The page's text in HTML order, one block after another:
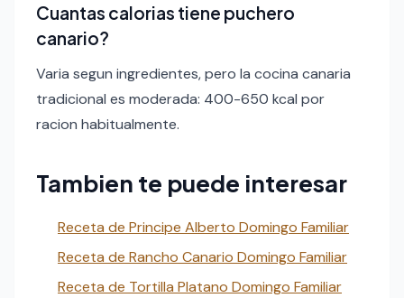
Cuantas calorias tiene puchero
canario?
Varia segun ingredientes, pero la cocina canaria
tradicional es moderada: 400-650 kcal por
racion habitualmente.
Tambien te puede interesar
Receta de Principe Alberto Domingo Familiar
Receta de Rancho Canario Domingo Familiar
Receta de Tortilla Platano Domingo Familiar